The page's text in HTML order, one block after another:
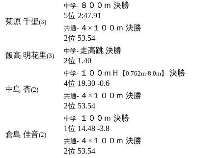
菊原 千聖(3)
中学- ８００ｍ 決勝
5位 2:47.91
共通- ４×１００ｍ 決勝
2位 53.54
飯高 明花里(3)
中学- 走高跳 決勝
2位 1.40
中島 杏(2)
中学- １００ｍＨ 【0.762m-8.0m】
決勝
4位 19.30 -0.6
共通- ４×１００ｍ 決勝
2位 53.54
倉島 佳音(2)
中学- １００ｍ 決勝
1位 14.48 -3.8
共通- ４×１００ｍ 決勝
2位 53.54